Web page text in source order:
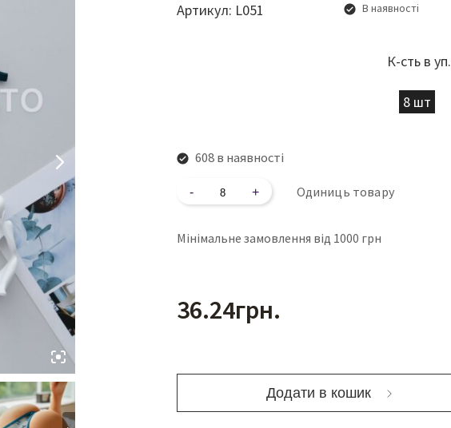
Артикул: L051 В наявності
К-сть в уп.
8 шт
608 в наявності
Кількість Одиниць товару
Мінімальне замовлення від 1000 грн
36.24грн.
Додати в кошик